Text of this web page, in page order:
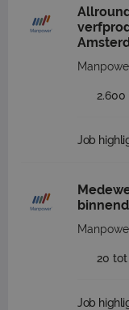
Job
20 tot
Job